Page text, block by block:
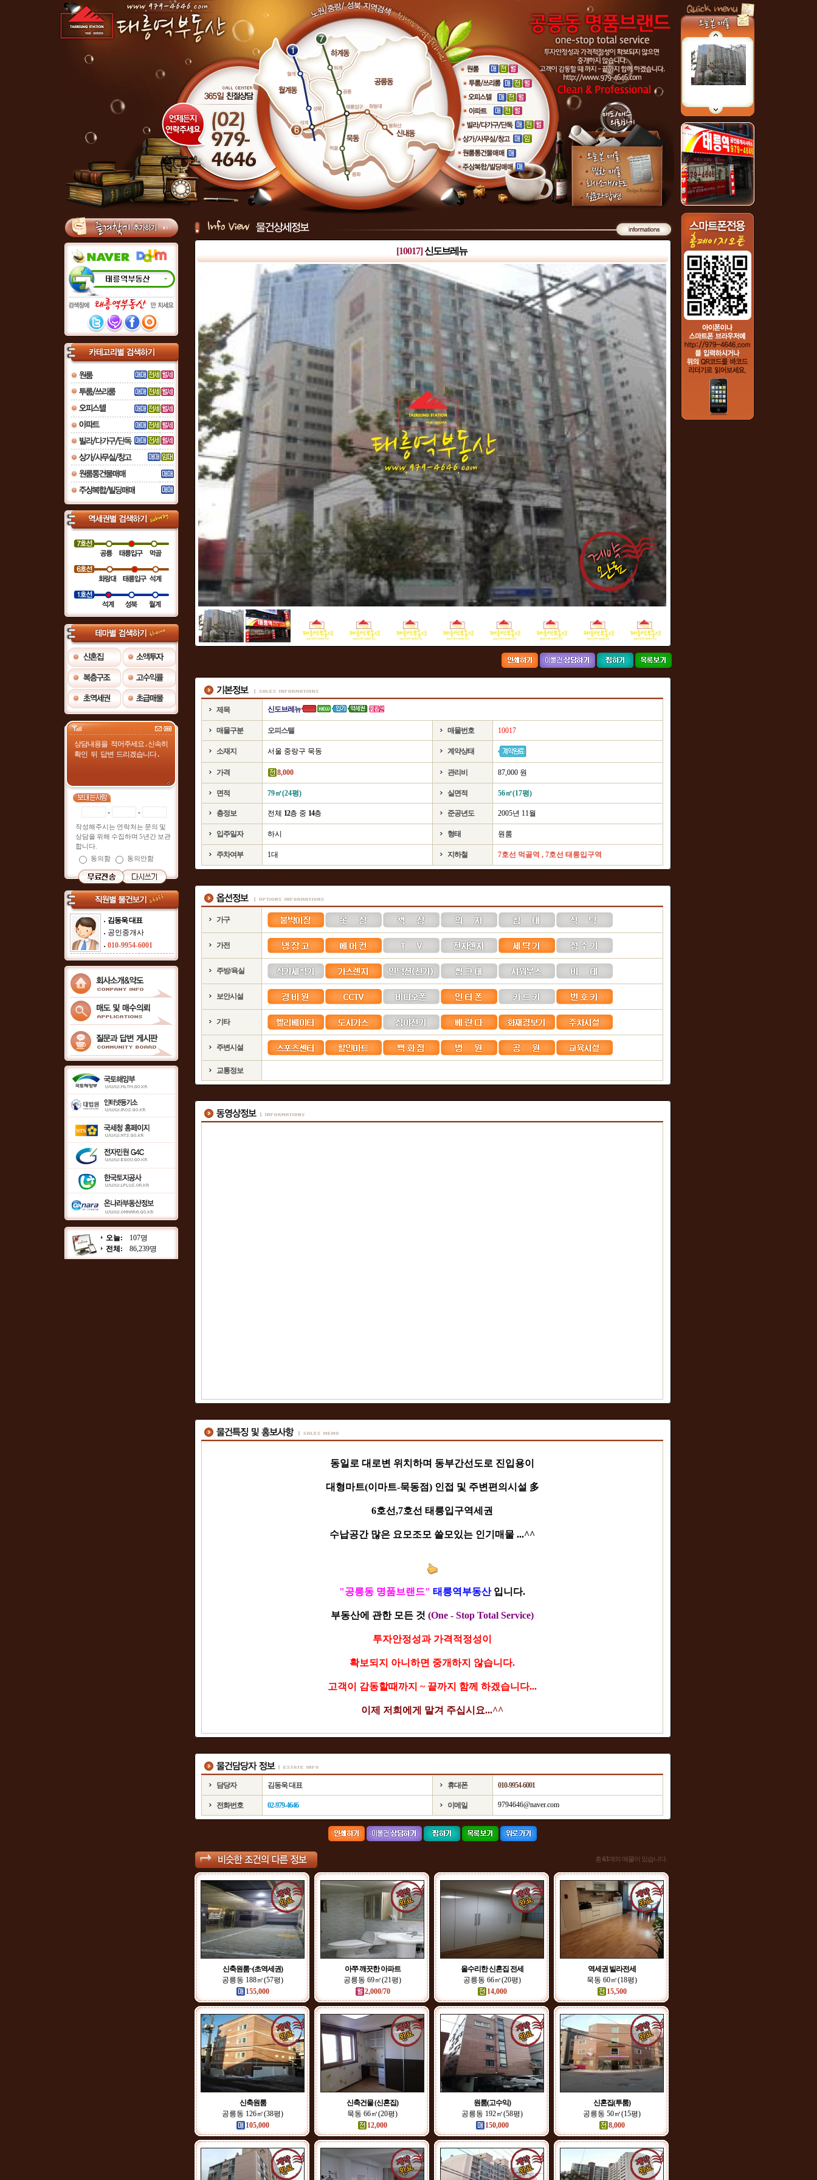
- -
작성해주시는 연락처는 문의 및
상담을 위해 수집하며 5년간 보관
합니다.
동의함
동의안함
김동욱 대표
공인중개사
010-9954-6001
오늘:
107명
전체:
86,239명
[10017]신도브레뉴
제목 신도브레뉴
매물구분 오피스텔 매물번호 10017
소재지 서울 중랑구 묵동 계약상태
가격 8,000 관리비 87,000 원
면적 79㎡(24평) 실면적 56㎡(17평)
층정보 전체 12층 중 14층 준공년도 2005년 11월
입주일자 하시 형태 원룸
주차여부 1대 지하철 7호선 먹골역 , 7호선 태릉입구역
가구
가전
주방/욕실
보안시설
기타
주변시설
교통정보
동일로 대로변 위치하며 동부간선도로 진입용이
대형마트(이마트-묵동점) 인접 및 주변편의시설 多
6호선,7호선 태릉입구역세권
수납공간 많은 요모조모 쓸모있는 인기매물 ...^^
"공릉동 명품브랜드" 태릉역부동산입니다.
부동산에 관한 모든 것 (One - Stop Total Service)
투자안정성과 가격적정성이
확보되지 아니하면 중개하지 않습니다.
고객이 감동할때까지 ~ 끝까지 함께 하겠습니다...
이제 저희에게 맡겨 주십시요...^^
담당자 김동욱 대표 휴대폰 010-9954-6001
전화번호 02-979-4646 이메일 9794646@naver.com
총63개의 매물이 있습니다.
신축원룸~(초역세권)
공릉동 188㎡(57평)
155,000
아쭈 깨끗한 아파트
공릉동 69㎡(21평)
2,000/70
올수리한 신혼집 전세
공릉동 66㎡(20평)
14,000
역세권 빌라전세
묵동 60㎡(18평)
15,500
신축원룸
공릉동 126㎡(38평)
105,000
신축건물 (신혼집)
묵동 66㎡(20평)
12,000
원룸(고수익)
공릉동 192㎡(58평)
150,000
신혼집(투룸)
공릉동 50㎡(15평)
8,000